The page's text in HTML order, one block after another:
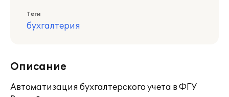
Теги
бухгалтерия
Описание
Автоматизация бухгалтерского учета в ФГУ